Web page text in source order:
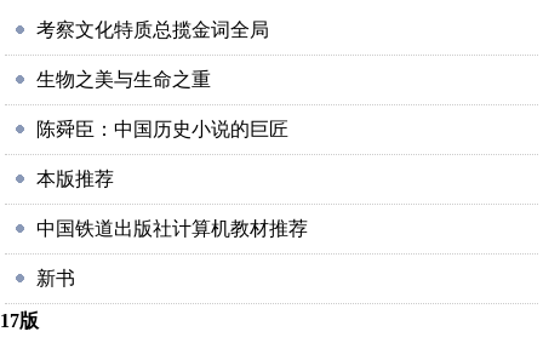
考察文化特质总揽金词全局
生物之美与生命之重
陈舜臣：中国历史小说的巨匠
本版推荐
中国铁道出版社计算机教材推荐
新书
17版